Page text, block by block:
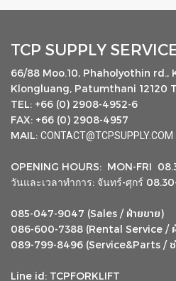
TCP SUPPLY
66/88 Moo.10, Phaholyothin rd.,
Klongluang, Patumthani 12120
TEL: +66 (0) 2908-4952-6
FAX: +66 (0) 2908-4957
MAIL: CONTACT@TCPSUPPLY.COM
OPENING HOURS: MON-FRI
วันและเวลาทำการ: จันทร์-ศุกร์
085-047-9047 (Sales / ฝ่ายขาย)
086-600-7388 (Rental Service /
089-799-8496 (Service&Parts /
Line id: TCPFORKLIFT